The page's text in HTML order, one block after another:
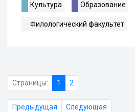
Культура Образование
Филологический факультет
Страницы: 1 2
Предыдущая Следующая